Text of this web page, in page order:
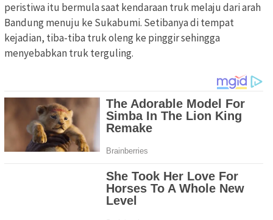
peristiwa itu bermula saat kendaraan truk melaju dari arah
Bandung menuju ke Sukabumi. Setibanya di tempat
kejadian, tiba-tiba truk oleng ke pinggir sehingga
menyebabkan truk terguling.